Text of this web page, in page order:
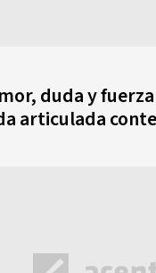
duda y
articulada